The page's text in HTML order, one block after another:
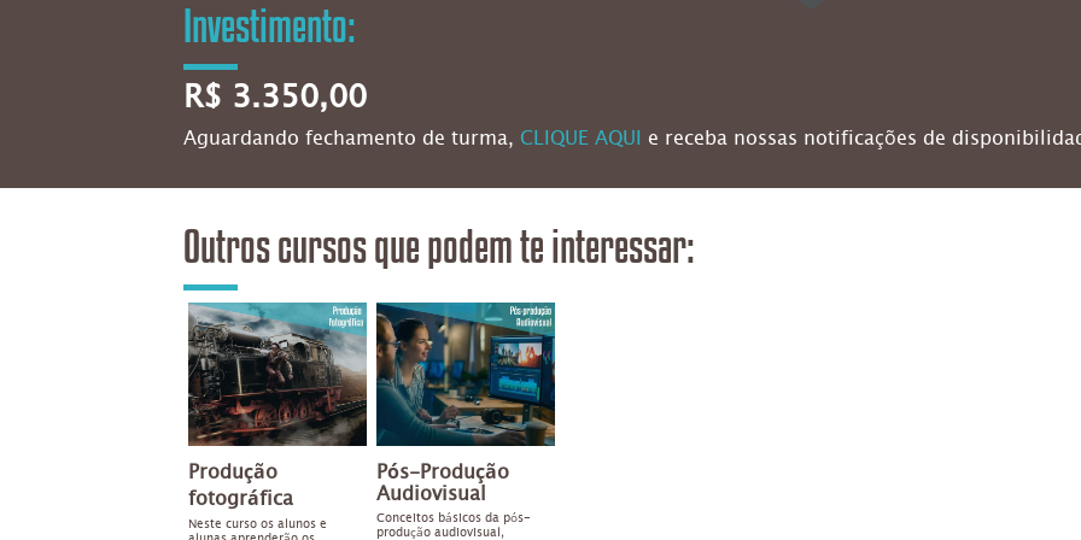
Investimento:
R$ 3.350,00
Aguardando fechamento de turma, CLIQUE AQUI e receba nossas notificações de
Outros cursos que podem te interessar:
Produção
fotográfica
Neste curso os alunos e
Pós-Produção
Audiovisual
Conceitos básicos da pós-
produção audiovisual,